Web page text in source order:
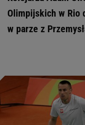
Olimpijskich w Rio
w parze z